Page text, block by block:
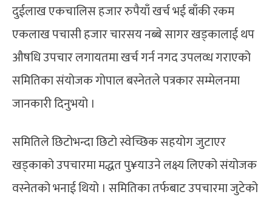
दुईलाख एकचालिस हजार रुपैयाँ खर्च भई बाँकी रकम
एकलाख पचासी हजार चारसय नब्बे सागर खड्कालाई थप
औषधि उपचार लगायतमा खर्च गर्न नगद उपलव्ध गराएको
समितिका संयोजक गोपाल बस्नेतले पत्रकार सम्मेलनमा
जानकारी दिनुभयो ।
समितिले छिटोभन्दा छिटो स्वेच्छिक सहयोग जुटाएर
खड्काको उपचारमा मद्धत पु¥याउने लक्ष्य लिएको संयोजक
वस्नेतको भनाई थियो । समितिका तर्फबाट उपचारमा जुटेको